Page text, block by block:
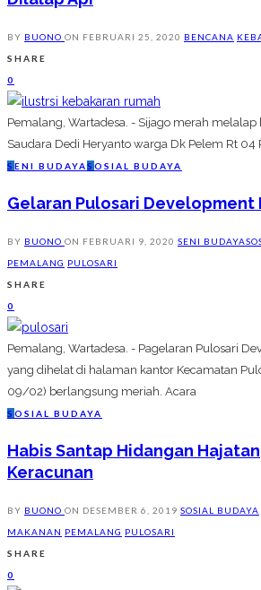
BY BUONO ON FEBRUARI 25, 2020 BENCANA
SHARE
0
Pemalang, Wartadesa. - Sijago merah
Saudara Dedi Heryanto warga Dk Pelem Rt 04
S ENI BUDAYAS OSIAL BUDAYA
Gelaran Pulosari Development
BY BUONO ON FEBRUARI 9, 2020 SENI BUDAYA
PEMALANG PULOSARI
SHARE
0
Pemalang, Wartadesa. - Pagelaran Pulosari
yang dihelat di halaman kantor Kecamatan
09/02) berlangsung meriah. Acara
S OSIAL BUDAYA
Habis Santap Hidangan
Keracunan
BY BUONO ON DESEMBER 6, 2019 SOSIAL BUDAYA
MAKANAN PEMALANG PULOSARI
SHARE
0